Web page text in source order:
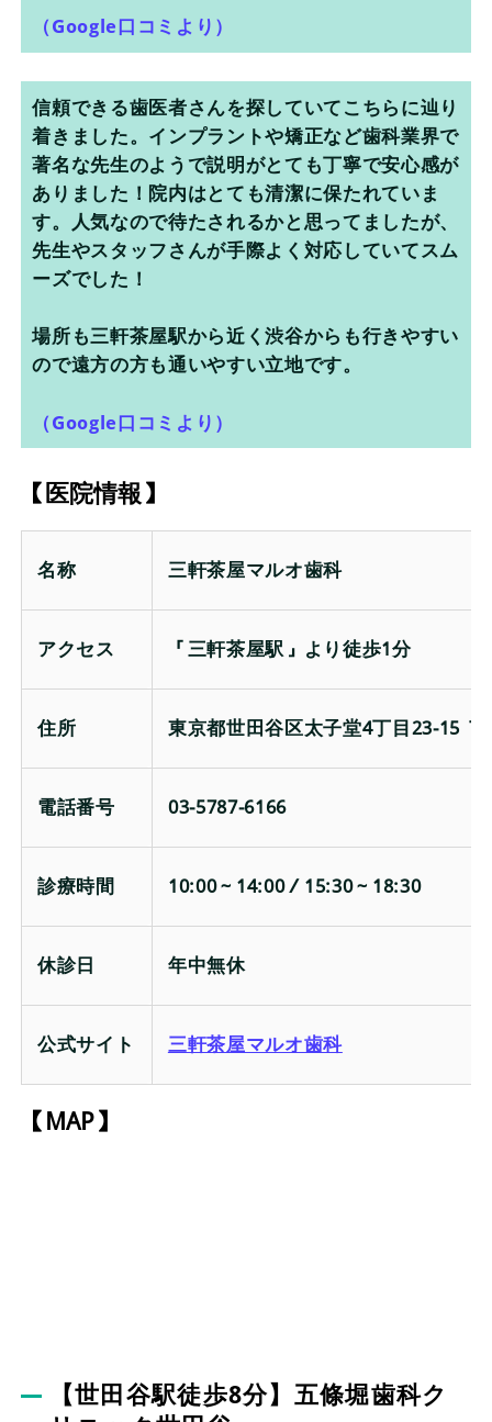
（Google口コミより）
信頼できる歯医者さんを探していてこちらに辿り
着きました。インプラントや矯正など歯科業界で
著名な先生のようで説明がとても丁寧で安心感が
ありました！院内はとても清潔に保たれていま
す。人気なので待たされるかと思ってましたが、
先生やスタッフさんが手際よく対応していてスム
ーズでした！
場所も三軒茶屋駅から近く渋谷からも行きやすい
ので遠方の方も通いやすい立地です。
（Google口コミより）
【医院情報】
名称 三軒茶屋マルオ歯科
アクセス 「三軒茶屋駅」より徒歩1分
住所 東京都世田谷区太子堂4丁目23-15
電話番号 03-5787-6166
診療時間 10:00～14:00／15:30～18:30
休診日 年中無休
公式サイト 三軒茶屋マルオ歯科
【MAP】
【世田谷駅徒歩8分】五條堀歯科ク